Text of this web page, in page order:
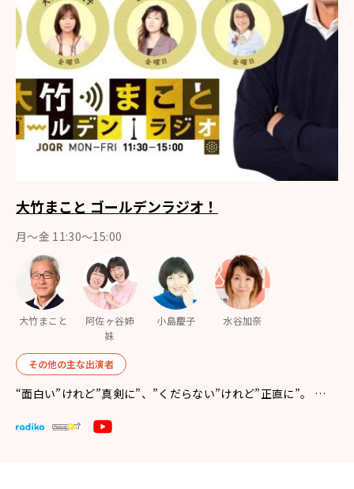
大竹まこと ゴールデンラジオ！
月〜金 11:30～15:00
大竹まこと
阿佐ヶ谷姉
妹
小島慶子 水谷加奈
その他の主な出演者
“面白い”けれど”真剣に”、”くだらない”けれど”正直に”。 …